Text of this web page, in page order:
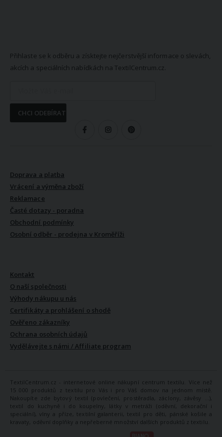
Přihlaste se k odběru a získtejte nejčerstvější informace o slevách,
akcích a speciálních nabídkách na TextilCentrum.cz.
CHCI ODEBÍRAT
Doprava a platba
Vrácení a výměna zboží
Reklamace
Časté dotazy - poradna
Obchodní podmínky
Osobní odběr - prodejna v Kroměříži
Kontakt
O naší společnosti
Výhody nákupu u nás
Certifikáty a prohlášení o shodě
Ověřeno zákazníky
Ochrana osobních údajů
Vydělávejte s námi / Affiliate program
TextilCentrum.cz - internetové online nákupní centrum textilu. Více než
15 000 produktů z textilu pro Vás i pro Váš domov na jednom místě.
Nakoupíte zde bytový textil (povlečení, prostěradla, záclony, závěsy ...),
textil do kuchyně i do koupelny, látky v metráži (oděvní, dekorační i
speciální), vlny a příze, textilní galanterii, textil pro děti, pánské košile a
kravaty, oděvní doplňky a nepřeberné množství dalších produktů z textilu.